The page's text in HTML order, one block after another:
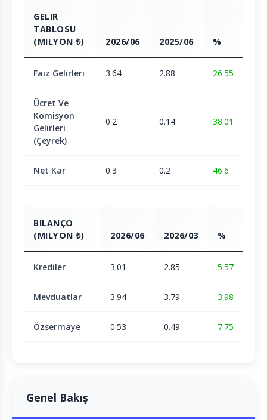
GELIR
TABLOSU
(MILYON ₺)
2026/06 2025/06 %
Faiz Gelirleri 3.64 2.88 26.55
Ücret Ve
Komisyon
Gelirleri
(Çeyrek)
0.2 0.14 38.01
Net Kar 0.3 0.2 46.6
BILANÇO
(MILYON ₺)
2026/06 2026/03 %
Krediler 3.01 2.85 5.57
Mevduatlar 3.94 3.79 3.98
Özsermaye 0.53 0.49 7.75
Genel Bakış